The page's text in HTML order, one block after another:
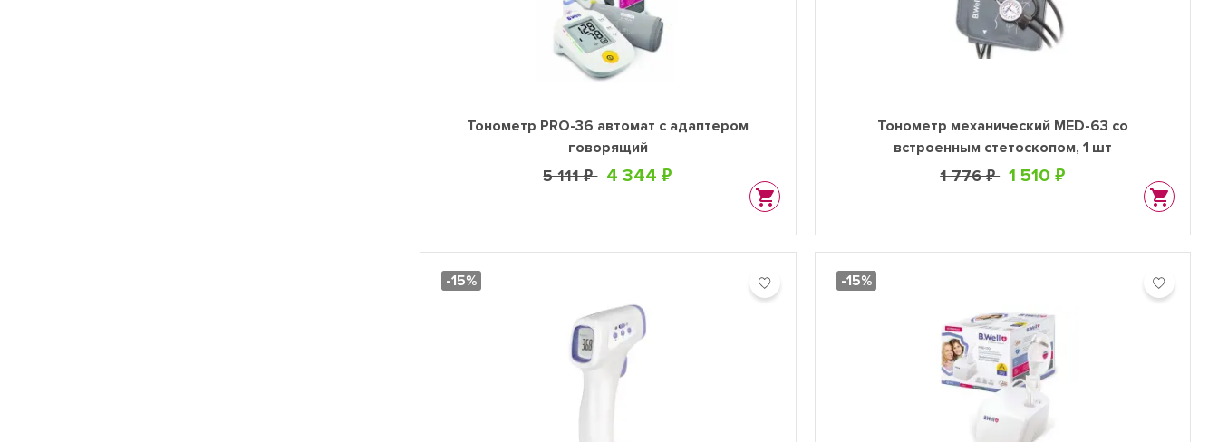
Тонометр PRO-36 автомат с адаптером
говорящий
5 111 ₽ 4 344 ₽
Тонометр механический MED-63 со
встроенным стетоскопом, 1 шт
1 776 ₽ 1 510 ₽
-15% -15%